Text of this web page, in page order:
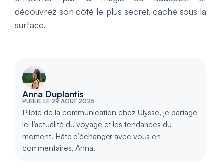
découvrez son côté le plus secret, caché sous la
surface.
Anna Duplantis
PUBLIÉ LE 29 AOÛT 2025
Pilote de la communication chez Ulysse, je partage
ici l’actualité du voyage et les tendances du
moment. Hâte d’échanger avec vous en
commentaires, Anna.